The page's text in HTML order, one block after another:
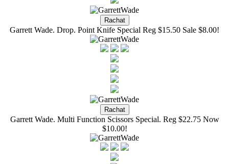
Garrett Wade. Drop. Point Knife Special Reg $15.50 Sale $8.00!
Garrett Wade. Multi Function Scissors Special. Reg $22.75 Now
$10.00!